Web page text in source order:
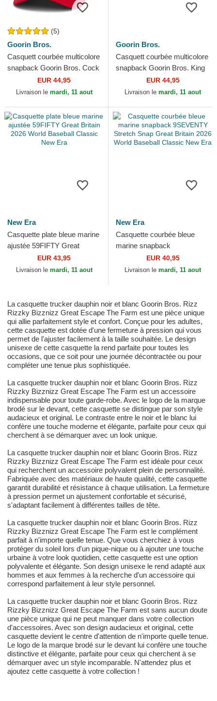
(5)
Goorin Bros.
Casquett courbée multicolore
snapback Goorin Bros. Cock
Team Rooster Original
Recipe Team Pride...
EUR 44,95
Livraison le mardi, 11 aout
Goorin Bros.
Casquett courbée multicolore
snapback Goorin Bros. King
Team Tiger Original Recipe
Team Pride The...
EUR 44,95
Livraison le mardi, 11 aout
New Era
Casquette plate bleue marine
ajustée 59FIFTY Great
Britain 2026 World Baseball
Classic New Era
EUR 43,95
Livraison le mardi, 11 aout
New Era
Casquette courbée bleue
marine snapback
9SEVENTY Stretch Snap
Great Britain 2026 World
EUR 40,95
Livraison le mardi, 11 aout
La casquette trucker dauphin noir et blanc Goorin Bros. Rizz
Rizzky Bizznizz Great Escape The Farm est une pièce unique
qui allie parfaitement style et confort. Conçue pour les adultes,
cette casquette est dotée d'une fermeture à pression qui vous
permet de l'ajuster facilement à la taille souhaitée. Le design
unisexe de cette casquette la rend parfaite pour toutes les
occasions, que ce soit pour une journée décontractée ou pour
compléter une tenue plus sophistiquée.
La casquette trucker dauphin noir et blanc Goorin Bros. Rizz
Rizzky Bizznizz Great Escape The Farm est un accessoire
indispensable pour toute garde-robe. Avec le logo de la marque
brodé sur le devant, cette casquette se distingue par son style
audacieux et original. Le contraste entre le noir et le blanc lui
confère une touche moderne et élégante, parfaite pour ceux qui
cherchent à se démarquer avec un look unique.
La casquette trucker dauphin noir et blanc Goorin Bros. Rizz
Rizzky Bizznizz Great Escape The Farm est idéale pour ceux
qui recherchent un accessoire polyvalent plein de personnalité.
Fabriquée avec des matériaux de haute qualité, cette casquette
garantit durabilité et résistance à chaque utilisation. La fermeture
à pression permet un ajustement confortable et sécurisé,
s'adaptant facilement à différentes tailles de tête.
La casquette trucker dauphin noir et blanc Goorin Bros. Rizz
Rizzky Bizznizz Great Escape The Farm est le complément
parfait à n'importe quelle tenue. Que vous cherchiez à vous
protéger du soleil lors d'un pique-nique ou à ajouter une touche
urbaine à votre look quotidien, cette casquette est une option
polyvalente et élégante. Son design unisexe le rend adapté aux
hommes et aux femmes à la recherche d'un accessoire qui
correspond parfaitement à leur style personnel.
La casquette trucker dauphin noir et blanc Goorin Bros. Rizz
Rizzky Bizznizz Great Escape The Farm est sans aucun doute
une pièce unique qui ne peut manquer dans votre collection
d'accessoires. Avec son design audacieux et original, cette
casquette devient le centre d'attention de n'importe quelle tenue.
Le logo de la marque brodé sur le devant lui confère une touche
distinctive et élégante, parfaite pour ceux qui cherchent à se
démarquer avec un style incomparable. N'attendez plus et
ajoutez cette casquette à votre collection !